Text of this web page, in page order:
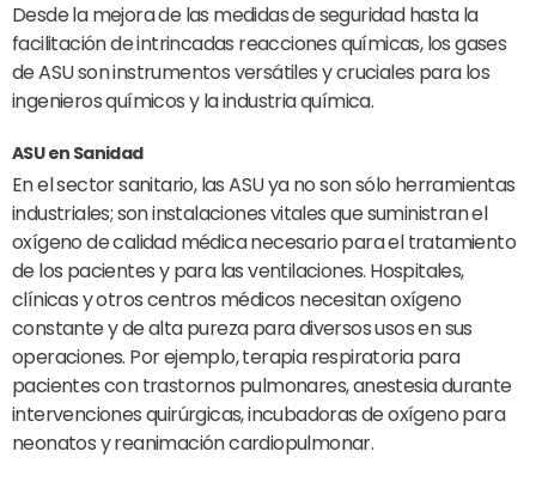
Desde la mejora de las medidas de seguridad hasta la
facilitación de intrincadas reacciones químicas, los gases
de ASU son instrumentos versátiles y cruciales para los
ingenieros químicos y la industria química.
ASU en Sanidad
En el sector sanitario, las ASU ya no son sólo herramientas
industriales; son instalaciones vitales que suministran el
oxígeno de calidad médica necesario para el tratamiento
de los pacientes y para las ventilaciones. Hospitales,
clínicas y otros centros médicos necesitan oxígeno
constante y de alta pureza para diversos usos en sus
operaciones. Por ejemplo, terapia respiratoria para
pacientes con trastornos pulmonares, anestesia durante
intervenciones quirúrgicas, incubadoras de oxígeno para
neonatos y reanimación cardiopulmonar.